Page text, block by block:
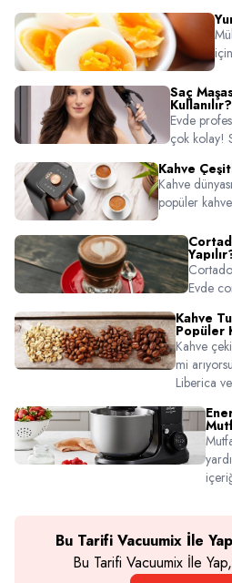
Saç
Kullanılır?
Evde
çok kolay!
sırasında
püf
Kahve
Kahve
popüler
içerikte.
barista
keyfini yaşayın.
Cortado
Evde
Kahve
Popüler
Kahve
mi
Liberica
zevkine
Bu Tarifi Vacuumix İle
Bu Tarifi Vacuumix İle